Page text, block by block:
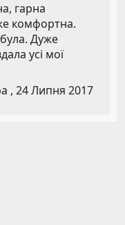
гарна
комфортна.
Дуже
усі мої
, 24 Липня 2017